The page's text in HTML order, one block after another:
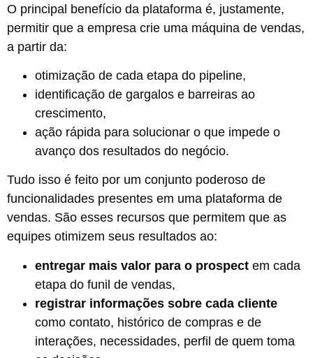
O principal benefício da plataforma é, justamente,
permitir que a empresa crie uma máquina de vendas,
a partir da:
otimização de cada etapa do pipeline,
identificação de gargalos e barreiras ao
crescimento,
ação rápida para solucionar o que impede o
avanço dos resultados do negócio.
Tudo isso é feito por um conjunto poderoso de
funcionalidades presentes em uma plataforma de
vendas. São esses recursos que permitem que as
equipes otimizem seus resultados ao:
entregar mais valor para o prospect em cada
etapa do funil de vendas,
registrar informações sobre cada cliente
como contato, histórico de compras e de
interações, necessidades, perfil de quem toma